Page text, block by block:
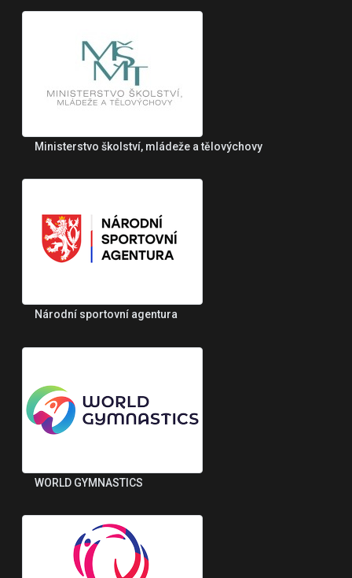
Ministerstvo školství, mládeže a tělovýchovy
Národní sportovní agentura
WORLD GYMNASTICS